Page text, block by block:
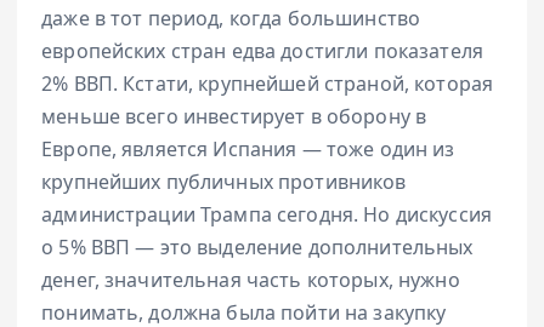
даже в тот период, когда большинство
европейских стран едва достигли показателя
2% ВВП. Кстати, крупнейшей страной, которая
меньше всего инвестирует в оборону в
Европе, является Испания — тоже один из
крупнейших публичных противников
администрации Трампа сегодня. Но дискуссия
о 5% ВВП — это выделение дополнительных
денег, значительная часть которых, нужно
понимать, должна была пойти на закупку